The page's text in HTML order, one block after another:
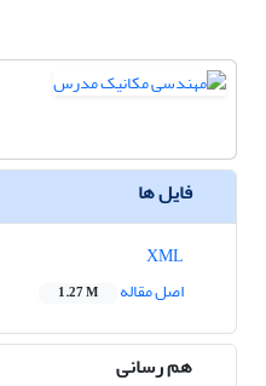
فایل ها
اصل مقاله
1.27 M
هم رسانی